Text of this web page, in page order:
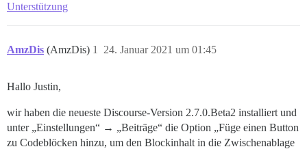
Unterstützung
AmzDis (AmzDis) 24. Januar 2021 um 01:45
1
Hallo Justin,
wir haben die neueste Discourse-Version 2.7.0.Beta2 installiert und
unter „Einstellungen“ → „Beiträge“ die Option „Füge einen Button
zu Codeblöcken hinzu, um den Blockinhalt in die Zwischenablage